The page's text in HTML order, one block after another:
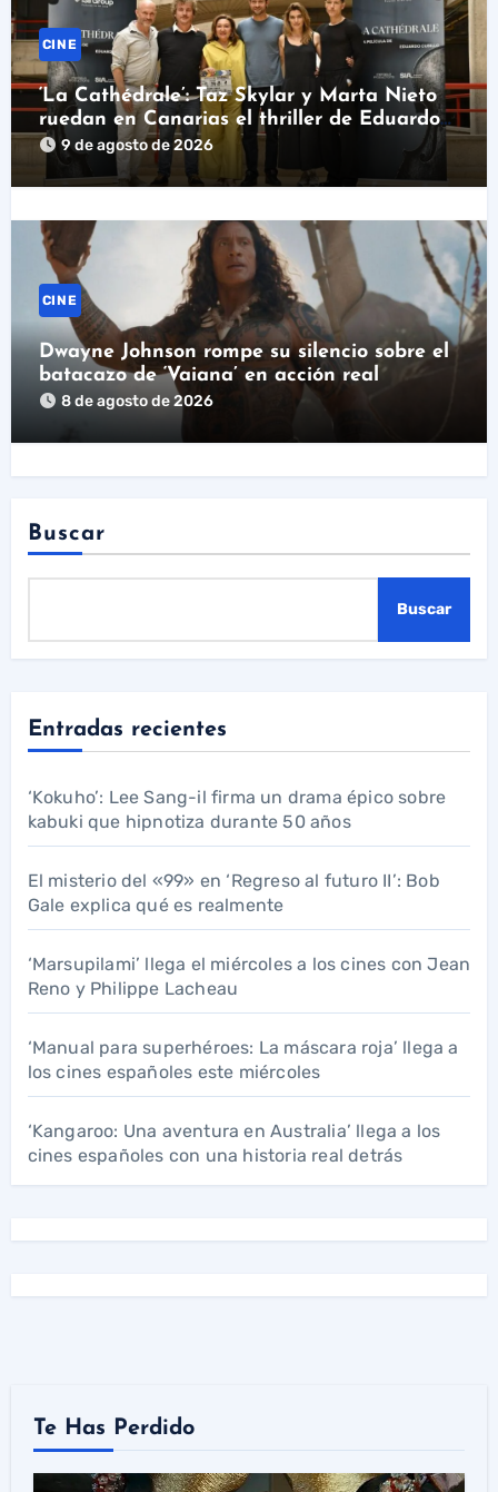
CINE
‘La Cathédrale’: Taz Skylar y Marta Nieto
ruedan en Canarias el thriller de Eduardo
Cubillo
9 de agosto de 2026
CINE
Dwayne Johnson rompe su silencio sobre el
batacazo de ‘Vaiana’ en acción real
8 de agosto de 2026
Buscar
Buscar
Entradas recientes
‘Kokuho’: Lee Sang-il firma un drama épico sobre
kabuki que hipnotiza durante 50 años
El misterio del «99» en ‘Regreso al futuro II’: Bob
Gale explica qué es realmente
‘Marsupilami’ llega el miércoles a los cines con Jean
Reno y Philippe Lacheau
‘Manual para superhéroes: La máscara roja’ llega a
los cines españoles este miércoles
‘Kangaroo: Una aventura en Australia’ llega a los
cines españoles con una historia real detrás
Te Has Perdido